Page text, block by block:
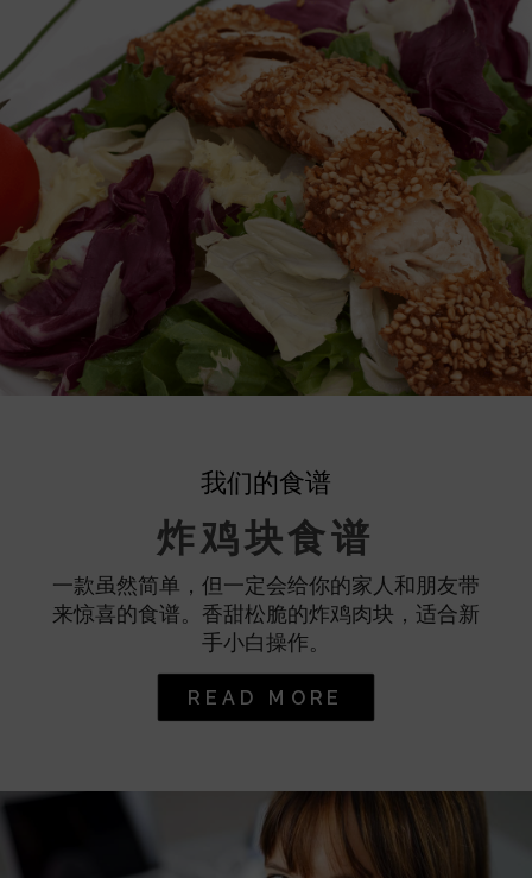
我们的食谱
炸鸡块食谱
一款虽然简单，但一定会给你的家人和朋友带
来惊喜的食谱。香甜松脆的炸鸡肉块，适合新
手小白操作。
READ MORE